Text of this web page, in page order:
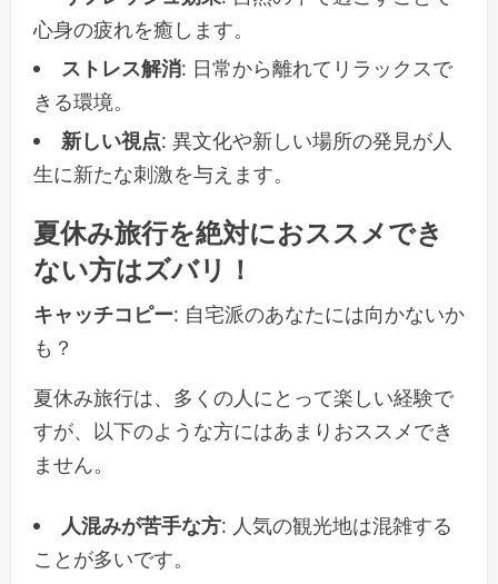
心身の疲れを癒します。
ストレス解消: 日常から離れてリラックスで
きる環境。
新しい視点: 異文化や新しい場所の発見が人
生に新たな刺激を与えます。
夏休み旅行を絶対におススメでき
ない方はズバリ！
キャッチコピー: 自宅派のあなたには向かないか
も？
夏休み旅行は、多くの人にとって楽しい経験で
すが、以下のような方にはあまりおススメでき
ません。
人混みが苦手な方: 人気の観光地は混雑する
ことが多いです。